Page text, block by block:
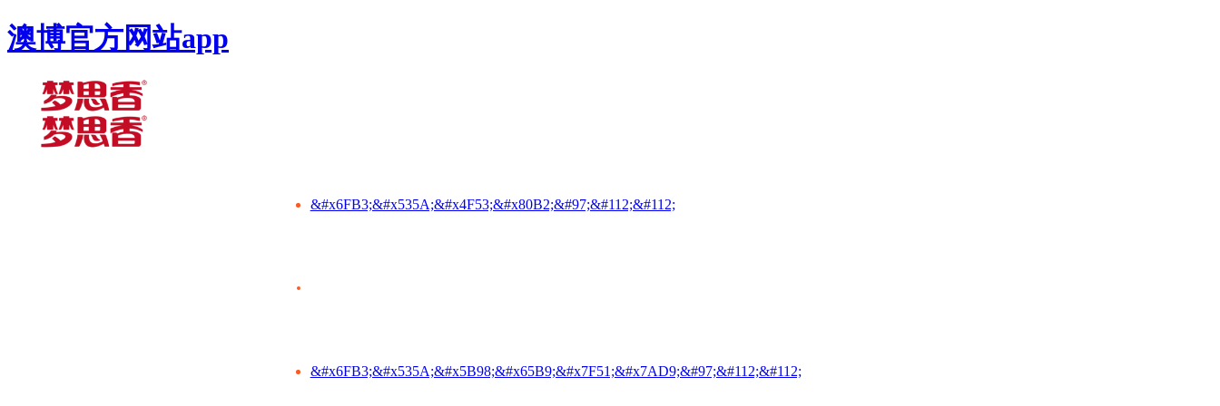
澳博官方网站app
&#x6FB3;&#x535A;&#x4F53;&#x80B2;&#97;&#112;&#112;
&#x6FB3;&#x535A;&#x5B98;&#x65B9;&#x7F51;&#x7AD9;&#97;&#112;&#112;